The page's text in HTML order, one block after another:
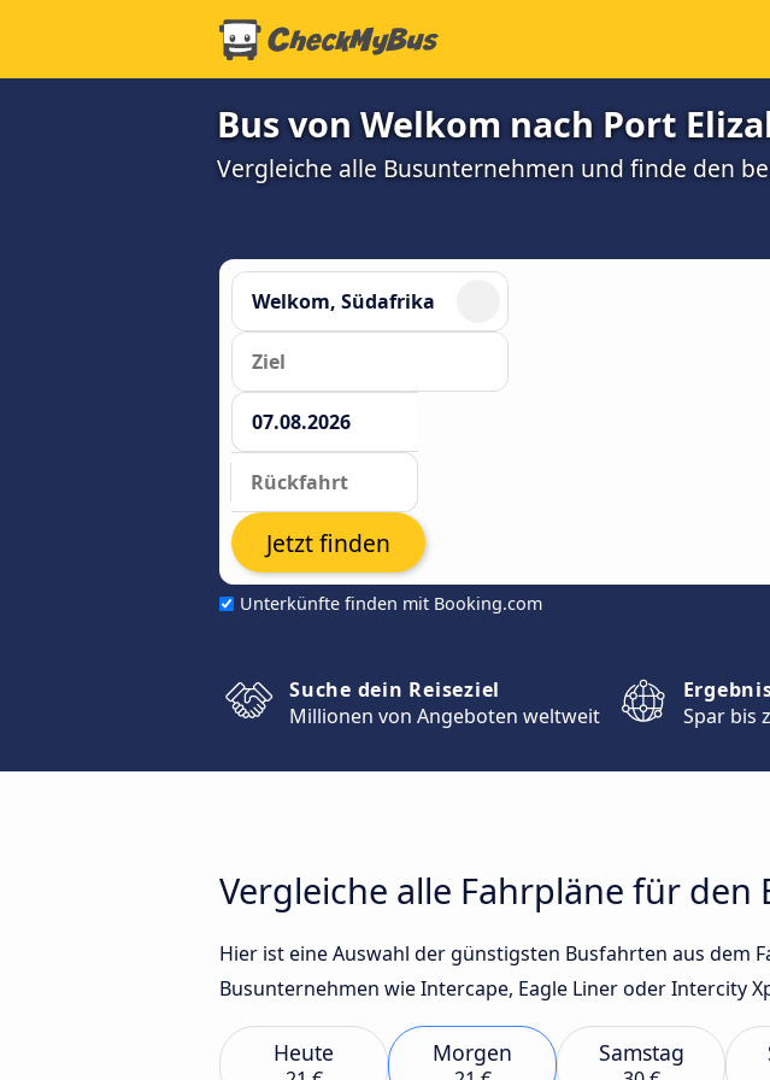
Bus von Welkom nach Port
Vergleiche alle Busunternehmen und finde den
Unterkünfte finden mit Booking.com
Jetzt finden
Suche dein Reiseziel
Millionen von Angeboten weltweit
Spar bis
Vergleiche alle Fahrpläne für den
Hier ist eine Auswahl der günstigsten Busfahrten aus dem
Busunternehmen wie Intercape, Eagle Liner oder Intercity
Heute Morgen Samstag